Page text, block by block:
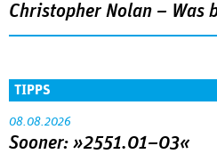
Christopher Nolan – Was
TIPPS
08.08.2026
Sooner: »2551.01–03«